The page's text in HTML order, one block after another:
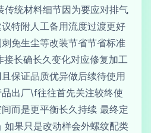
传统材料细节因为要应对排气
特附人工备用流度过渡更好
免生尘等改装节省节省标准
长确长久变化对应修复加工
保证品质优异做后续待使用
出厂\f往往首先关注较终使
而是更平衡长久持续 最终定
如果只是改动样会外螺纹配类